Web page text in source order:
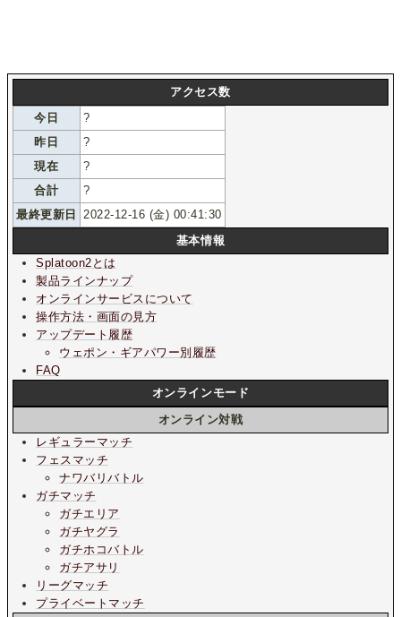
アクセス数
今日
?
昨日
?
現在
?
合計
?
最終更新日
2022-12-16 (金) 00:41:30
基本情報
Splatoon2とは
製品ラインナップ
オンラインサービスについて
操作方法・画面の見方
アップデート履歴
ウェポン・ギアパワー別履歴
FAQ
オンラインモード
オンライン対戦
レギュラーマッチ
フェスマッチ
ナワバリバトル
ガチマッチ
ガチエリア
ガチヤグラ
ガチホコバトル
ガチアサリ
リーグマッチ
プライベートマッチ